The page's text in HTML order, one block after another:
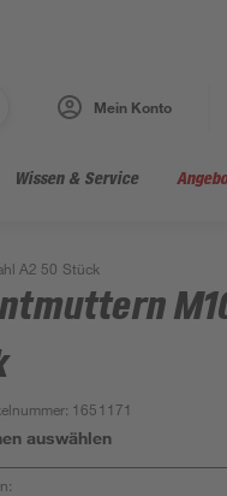
Mein Konto
Wissen & Service
A2 50 Stück
: 1651171
auswählen